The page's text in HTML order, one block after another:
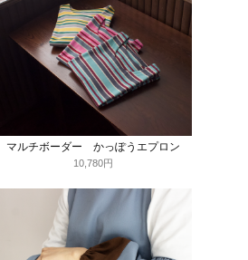
マルチボーダー かっぽうエプロン
10,780円